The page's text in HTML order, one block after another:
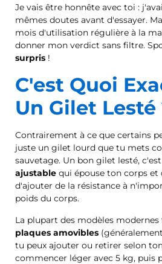
Je vais être honnête avec toi :
mêmes doutes avant d'essayer.
mois d'utilisation régulière à la
donner mon verdict sans filtre.
surpris !
C'est Quoi
Un Gilet Lesté
Contrairement à ce que certains
juste un gilet lourd que tu mets
sauvetage. Un bon gilet lesté,
ajustable qui épouse ton corps
d'ajouter de la résistance à
poids du corps.
La plupart des modèles
plaques amovibles
tu peux ajouter ou retirer selon
commencer léger avec 5 kg, puis